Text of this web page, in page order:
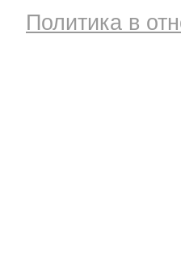
Политика в